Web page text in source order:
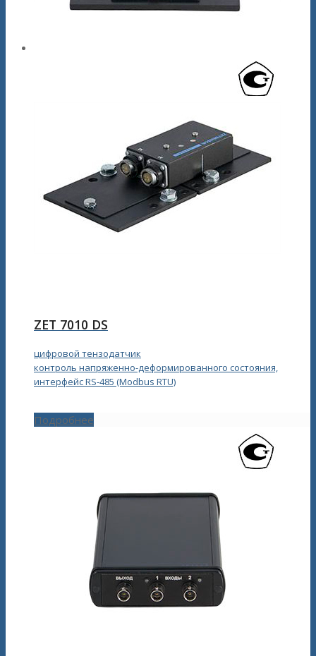
ZET 7010 DS
цифровой тензодатчик
контроль напряженно-деформированного состояния,
интерфейс RS‑485 (Modbus RTU)
Подробнее